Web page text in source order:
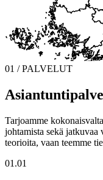
01 / PALVELUT
Tarjoamme
johtamista sekä
teorioita, vaan teemme
01.01